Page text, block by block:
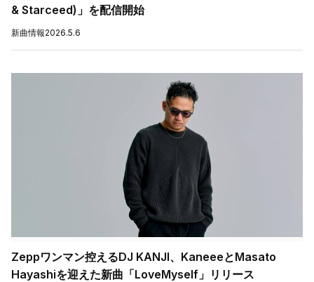
& Starceed)」を配信開始
新曲情報2026.5.6
Zeppワンマン控えるDJ KANJI、KaneeeとMasato
Hayashiを迎えた新曲「LoveMyself」リリース